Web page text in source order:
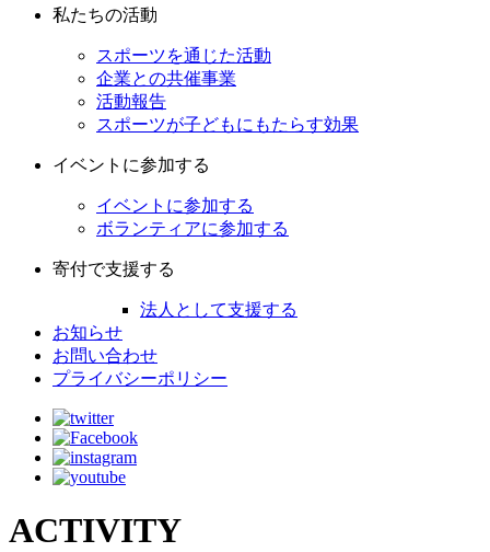
私たちの活動
スポーツを通じた活動
企業との共催事業
活動報告
スポーツが子どもにもたらす効果
イベントに参加する
イベントに参加する
ボランティアに参加する
寄付で支援する
法人として支援する
お知らせ
お問い合わせ
プライバシーポリシー
ACTIVITY